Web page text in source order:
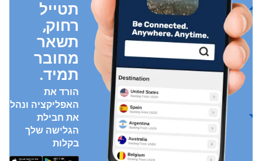
תטייל
רחוק,
תשאר
מחובר
תמיד.
הורד את
האפליקציה ונהל
את חבילת
הגלישה שלך
בקלות